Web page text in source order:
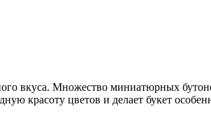
вкуса. Множество миниатюрных
красоту цветов и делает букет